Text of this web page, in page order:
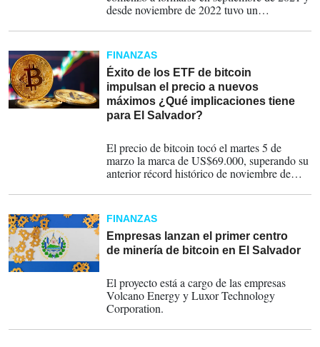
desde noviembre de 2022 tuvo un
oficiales.
FINANZAS
Éxito de los ETF de bitcoin
impulsan el precio a nuevos
máximos ¿Qué implicaciones tiene
para El Salvador?
El precio de bitcoin tocó el martes 5 de
marzo la marca de US$69.000, superando su
anterior récord histórico de noviembre de
FINANZAS
Empresas lanzan el primer centro
de minería de bitcoin en El Salvador
El proyecto está a cargo de las empresas
Volcano Energy y Luxor Technology
Corporation.